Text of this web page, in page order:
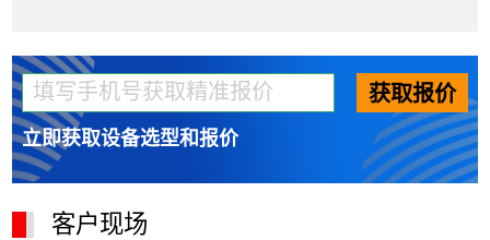
获取报价
立即获取设备选型和报价
客户现场